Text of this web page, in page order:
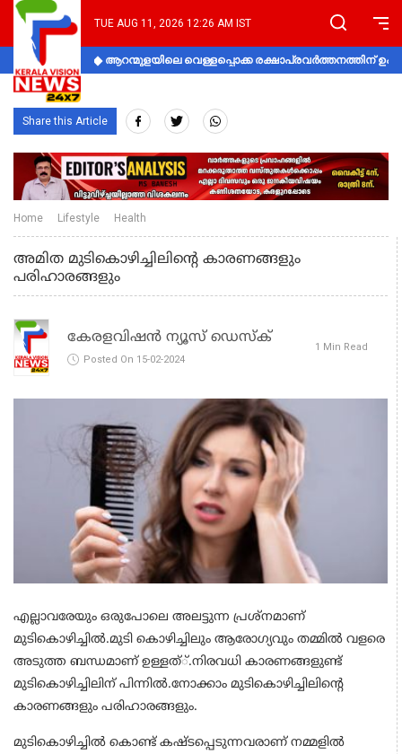
TUE AUG 11, 2026 12:26 AM IST
ആറന്മുളയിലെ വെള്ളപ്പൊക്ക രക്ഷാപ്രവര്‍ത്തനത്തിന്
Share this Article
Home Lifestyle Health
അമിത മുടികൊഴിച്ചിലിന്റെ കാരണങ്ങളും
പരിഹാരങ്ങളും
കേരളവിഷൻ ന്യൂസ് ഡെസ്‌ക്
Posted On 15-02-2024
1 Min Read
എല്ലാവരേയും ഒരുപോലെ അലട്ടുന്ന പ്രശ്‌നമാണ്
മുടികൊഴിച്ചില്‍.മുടി കൊഴിച്ചിലും ആരോഗ്യവും തമ്മില്‍ വളരെ
അടുത്ത ബന്ധമാണ് ഉള്ളത്്.നിരവധി കാരണങ്ങളുണ്ട്
മുടികൊഴിച്ചിലിന് പിന്നില്‍.നോക്കാം മുടികൊഴിച്ചിലിന്റെ
കാരണങ്ങളും പരിഹാരങ്ങളും.
മുടികൊഴിച്ചില്‍ കൊണ്ട് കഷ്ടപ്പെടുന്നവരാണ് നമ്മളില്‍